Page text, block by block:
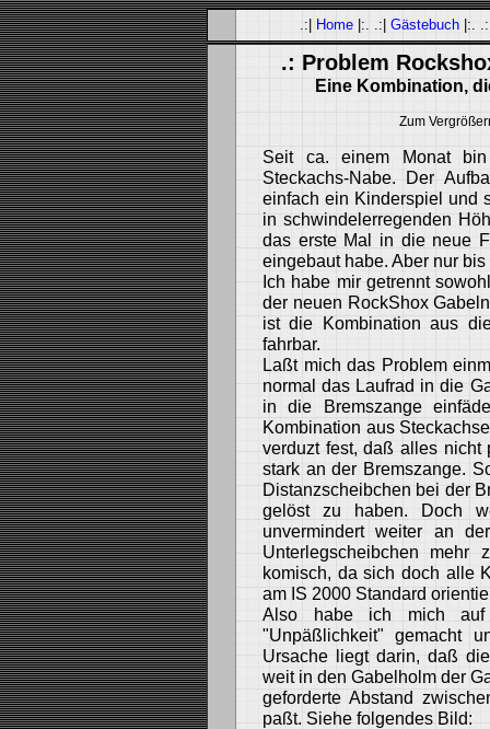
.:| Home|:. .:| Gästebuch|:.
.: Problem
Eine Kombination,
Zum
Seit ca. einem Monat
Steckachs-Nabe. Der
einfach ein Kinderspiel und
in schwindelerregenden
das erste Mal in die neue
eingebaut habe. Aber nur
Ich habe mir getrennt
der neuen RockShox
ist die Kombination aus
fahrbar.
Laßt mich das Problem
normal das Laufrad in die
in die Bremszange
Kombination aus
verduzt fest, daß alles nicht
stark an der Bremszange.
Distanzscheibchen bei der
gelöst zu haben. Doch
unvermindert weiter an
Unterlegscheibchen mehr
komisch, da sich doch alle
am IS 2000 Standard
Also habe ich mich
"Unpäßlichkeit" gemacht
Ursache liegt darin, daß
weit in den Gabelholm der
geforderte Abstand
paßt. Siehe folgendes Bild: